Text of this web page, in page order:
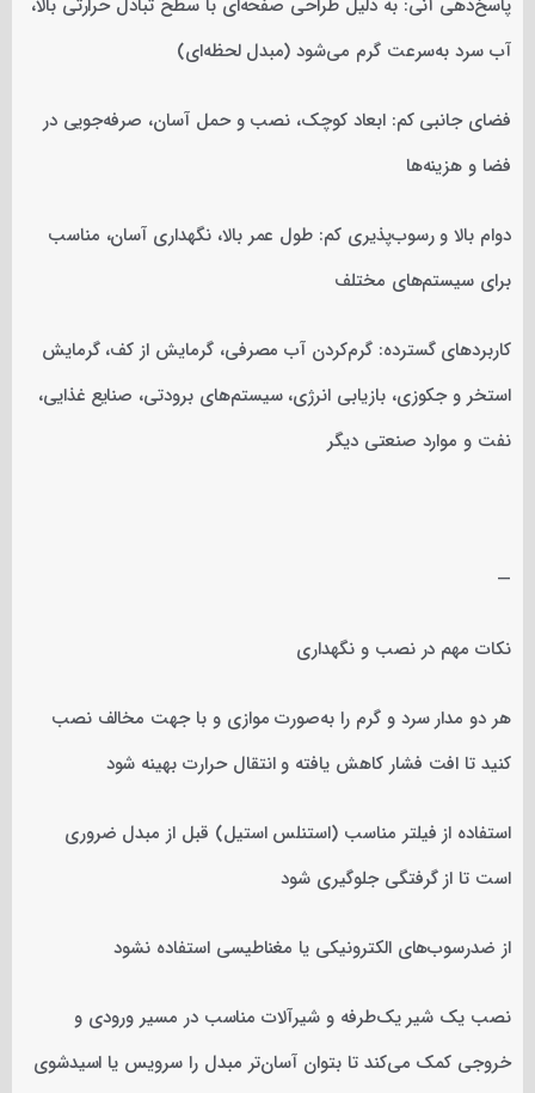
پاسخ‌دهی آنی: به دلیل طراحی صفحه‌ای با سطح تبادل حرارتی بالا،
آب سرد به‌سرعت گرم می‌شود (مبدل لحظه‌ای)
فضای جانبی کم: ابعاد کوچک، نصب و حمل آسان، صرفه‌جویی در
فضا و هزینه‌ها
دوام بالا و رسوب‌پذیری کم: طول عمر بالا، نگهداری آسان، مناسب
برای سیستم‌های مختلف
کاربردهای گسترده: گرم‌کردن آب مصرفی، گرمایش از کف، گرمایش
استخر و جکوزی، بازیابی انرژی، سیستم‌های برودتی، صنایع غذایی،
نفت و موارد صنعتی دیگر
—
نکات مهم در نصب و نگهداری
هر دو مدار سرد و گرم را به‌صورت موازی و با جهت مخالف نصب
کنید تا افت فشار کاهش یافته و انتقال حرارت بهینه شود
استفاده از فیلتر مناسب (استنلس استیل) قبل از مبدل ضروری
است تا از گرفتگی جلوگیری شود
از ضدرسوب‌های الکترونیکی یا مغناطیسی استفاده نشود
نصب یک شیر یک‌طرفه و شیرآلات مناسب در مسیر ورودی و
خروجی کمک می‌کند تا بتوان آسان‌تر مبدل را سرویس یا اسیدشوی